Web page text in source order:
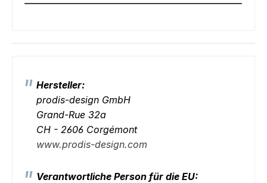
Hersteller:
prodis-design GmbH
Grand-Rue 32a
CH - 2606 Corgémont
www.prodis-design.com
Verantwortliche Person für die EU: